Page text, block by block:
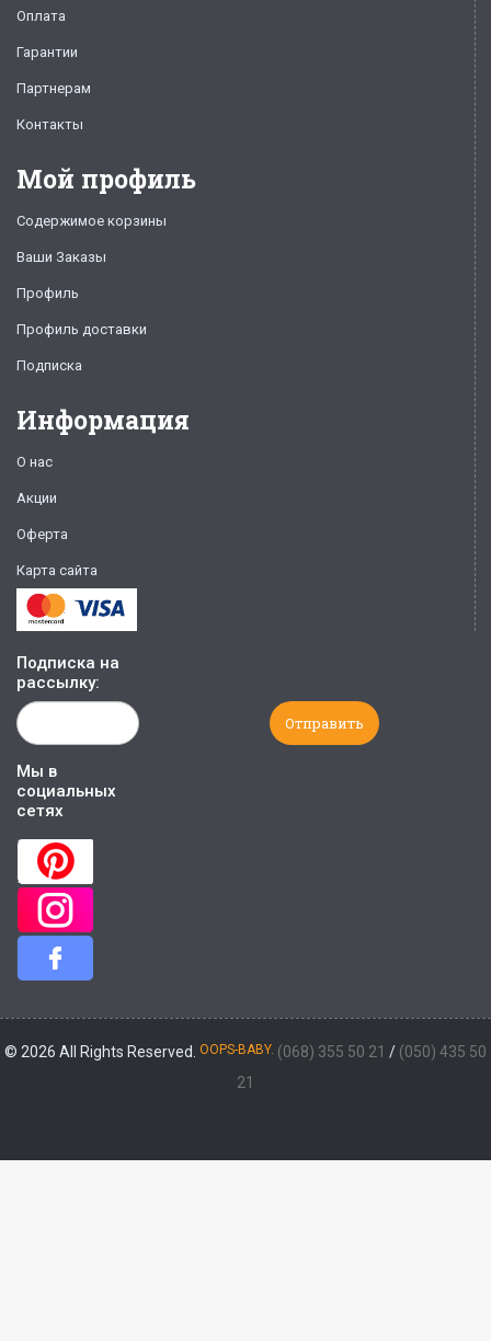
Оплата
Гарантии
Партнерам
Контакты
Мой профиль
Содержимое корзины
Ваши Заказы
Профиль
Профиль доставки
Подписка
Информация
О нас
Акции
Оферта
Карта сайта
Подписка на
рассылку:
Мы в
социальных
сетях
© 2026 All Rights Reserved. OOPS-BABY. (068) 355 50 21 / (050) 435 50
21